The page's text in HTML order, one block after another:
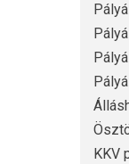
KKV